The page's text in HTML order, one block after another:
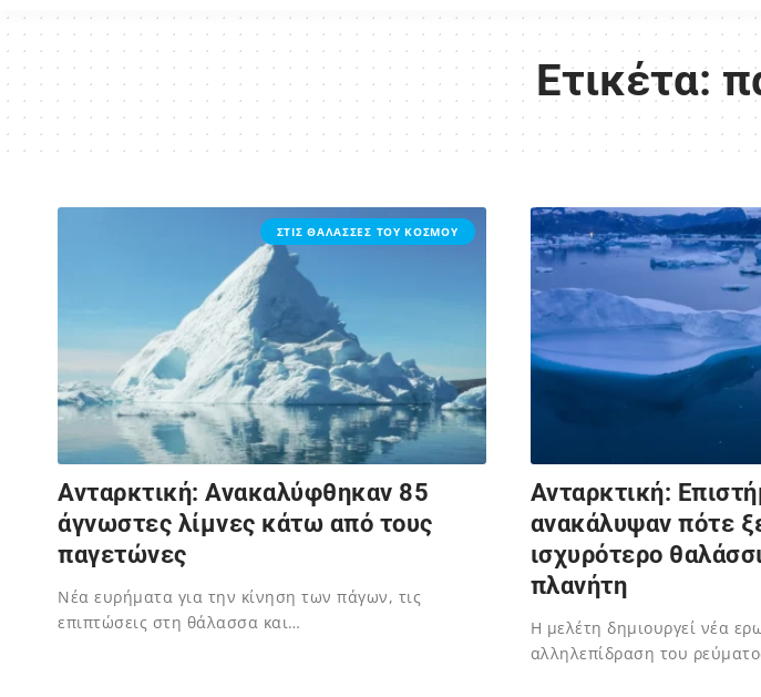
Ετικέτα:
ΣΤΙΣ ΘΑΛΑΣΣΕΣ ΤΟΥ ΚΟΣΜΟΥ
Ανταρκτική: Ανακαλύφθηκαν 85
άγνωστες λίμνες κάτω από τους
παγετώνες
Nέα ευρήματα για την κίνηση των πάγων, τις
επιπτώσεις στη θάλασσα και…
Ανταρκτική:
ανακάλυψαν πότε
ισχυρότερο
πλανήτη
Η μελέτη δημιουργεί νέα
αλληλεπίδραση του